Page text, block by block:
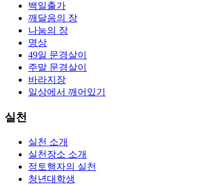
백일출가
깨달음의 장
나눔의 장
명상
49일 문경살이
주말 문경살이
바라지장
일상에서 깨어있기
실천
실천 소개
실천장소 소개
정토행자의 실천
청년대학생